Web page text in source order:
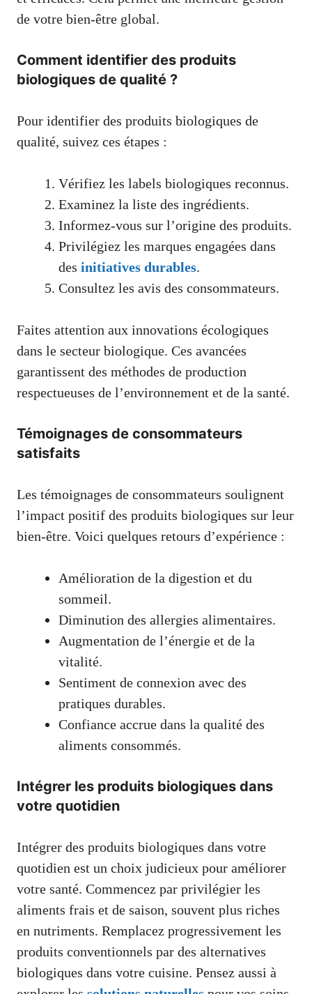
de votre bien-être global.
Comment identifier des produits
biologiques de qualité ?
Pour identifier des produits biologiques de
qualité, suivez ces étapes :
Vérifiez les labels biologiques reconnus.
Examinez la liste des ingrédients.
Informez-vous sur l’origine des produits.
Privilégiez les marques engagées dans
des initiatives durables.
Consultez les avis des consommateurs.
Faites attention aux innovations écologiques
dans le secteur biologique. Ces avancées
garantissent des méthodes de production
respectueuses de l’environnement et de la santé.
Témoignages de consommateurs
satisfaits
Les témoignages de consommateurs soulignent
l’impact positif des produits biologiques sur leur
bien-être. Voici quelques retours d’expérience :
Amélioration de la digestion et du
sommeil.
Diminution des allergies alimentaires.
Augmentation de l’énergie et de la
vitalité.
Sentiment de connexion avec des
pratiques durables.
Confiance accrue dans la qualité des
aliments consommés.
Intégrer les produits biologiques dans
votre quotidien
Intégrer des produits biologiques dans votre
quotidien est un choix judicieux pour améliorer
votre santé. Commencez par privilégier les
aliments frais et de saison, souvent plus riches
en nutriments. Remplacez progressivement les
produits conventionnels par des alternatives
biologiques dans votre cuisine. Pensez aussi à